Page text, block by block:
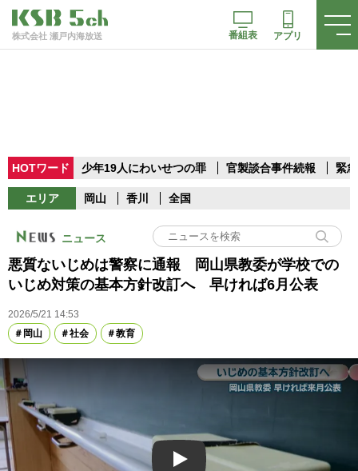
株式会社 瀬戸内海放送 番組表 アプリ
HOTワード 少年19人にわいせつの罪 官製談合事件続報 緊
エリア 岡山 香川 全国
ニュース
悪質ないじめは警察に通報 岡山県教委が学校での
いじめ対策の基本方針改訂へ 早ければ6月公表
2026/5/21 14:53
岡山
社会 教育
Play